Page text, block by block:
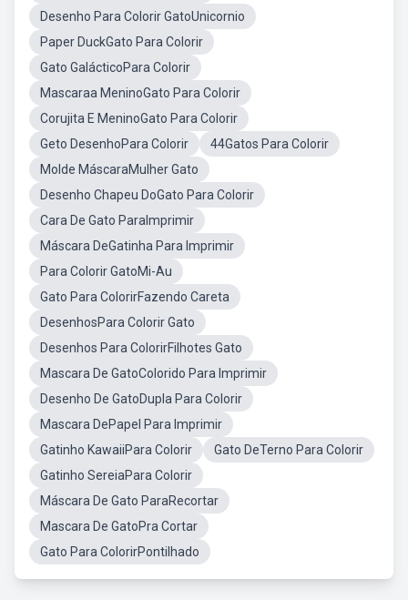
Desenho Para Colorir GatoUnicornio
Paper DuckGato Para Colorir
Gato GalácticoPara Colorir
Mascaraa MeninoGato Para Colorir
Corujita E MeninoGato Para Colorir
Geto DesenhoPara Colorir
44Gatos Para Colorir
Molde MáscaraMulher Gato
Desenho Chapeu DoGato Para Colorir
Cara De Gato ParaImprimir
Máscara DeGatinha Para Imprimir
Para Colorir GatoMi-Au
Gato Para ColorirFazendo Careta
DesenhosPara Colorir Gato
Desenhos Para ColorirFilhotes Gato
Mascara De GatoColorido Para Imprimir
Desenho De GatoDupla Para Colorir
Mascara DePapel Para Imprimir
Gatinho KawaiiPara Colorir
Gato DeTerno Para Colorir
Gatinho SereiaPara Colorir
Máscara De Gato ParaRecortar
Mascara De GatoPra Cortar
Gato Para ColorirPontilhado